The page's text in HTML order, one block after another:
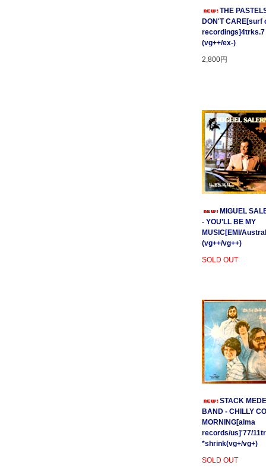
THE
DON'T CARE[surf
recordings]4trks.7
(vg++/ex-)
2,800円
MIGUEL
- YOU'LL BE MY
MUSIC[EMI/
(vg++/vg++)
SOLD OUT
STACK
BAND - CHILLY
MORNING[alma
records/us]'77/
*shrink(vg+/vg+)
SOLD OUT